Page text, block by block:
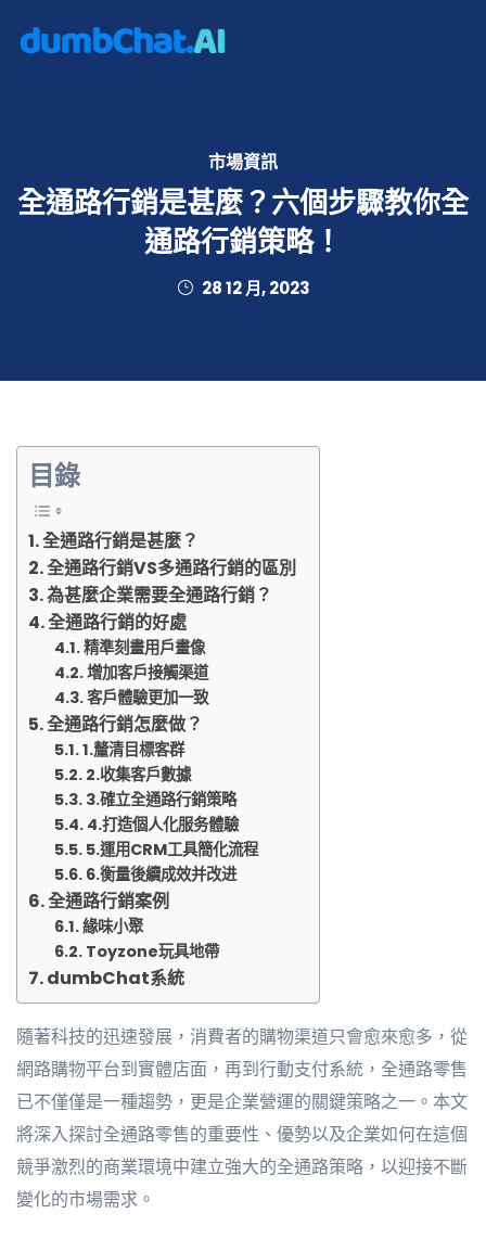
市場資訊
全通路行銷是甚麼？六個步驟教你全
通路行銷策略！
28 12 月, 2023
目錄
全通路行銷是甚麼？
全通路行銷VS多通路行銷的區別
為甚麼企業需要全通路行銷？
全通路行銷的好處
精準刻畫用戶畫像
增加客戶接觸渠道
客戶體驗更加一致
全通路行銷怎麼做？
1.釐清目標客群
2.收集客戶數據
3.確立全通路行銷策略
4.打造個人化服务體驗
5.運用CRM工具簡化流程
6.衡量後續成效并改进
全通路行銷案例
緣味小聚
Toyzone玩具地帶
dumbChat系統
隨著科技的迅速發展，消費者的購物渠道只會愈來愈多，從
網路購物平台到實體店面，再到行動支付系統，全通路零售
已不僅僅是一種趨勢，更是企業營運的關鍵策略之一。本文
將深入探討全通路零售的重要性、優勢以及企業如何在這個
競爭激烈的商業環境中建立強大的全通路策略，以迎接不斷
變化的市場需求。